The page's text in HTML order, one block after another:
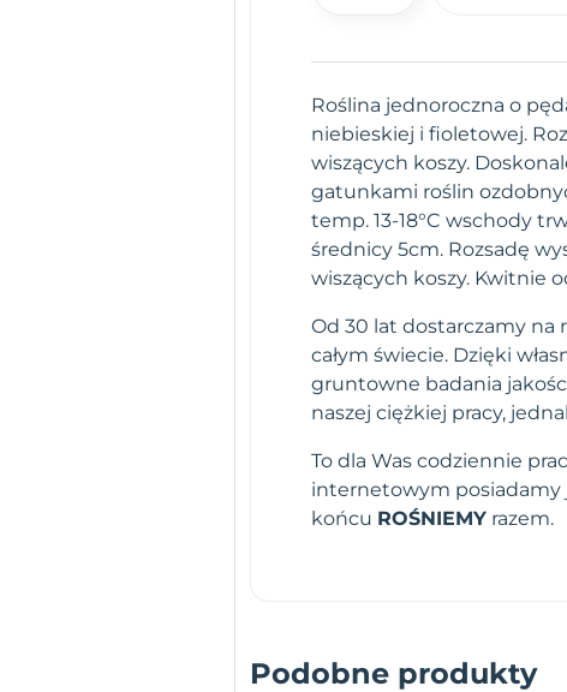
Roślina jednoroczna o
niebieskiej i fioletowej.
wiszących koszy.
gatunkami roślin
temp. 13-18°C wschody
średnicy 5cm. Rozsadę
wiszących koszy. Kwitnie
Od 30 lat dostarczamy na
całym świecie. Dzięki
gruntowne badania
naszej ciężkiej pracy,
To dla Was codziennie
internetowym posiadamy
końcu ROŚNIEMY razem.
Podobne produkty